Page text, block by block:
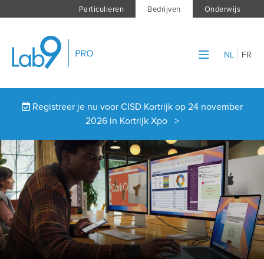
Particulieren Bedrijven Onderwijs
NL FR
Registreer je nu voor CISD Kortrijk op 24 november
2026 in Kortrijk Xpo >